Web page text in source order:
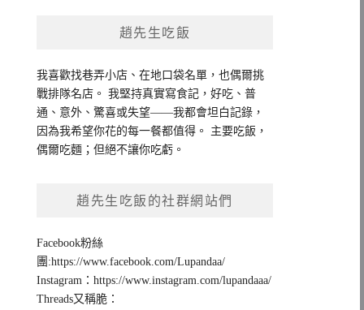
趙先生吃飯
我喜歡找巷弄小店、在地口袋名單，也偶爾挑
戰排隊名店。 我堅持真實寫食記，好吃、普
通、意外、驚喜或失望——我都會坦白記錄，
因為我希望你花的每一餐都值得。 主要吃飯，
偶爾吃麵；但絕不讓你吃虧。
趙先生吃飯的社群網站們
Facebook粉絲
團:https://www.facebook.com/Lupandaa/
Instagram：https://www.instagram.com/lupandaaa/
Threads又稱脆：